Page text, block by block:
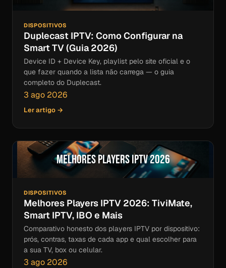
DISPOSITIVOS
Duplecast IPTV: Como Configurar na
Smart TV (Guia 2026)
Device ID + Device Key, playlist pelo site oficial e o
que fazer quando a lista não carrega — o guia
completo do Duplecast.
3 ago 2026
Ler artigo →
Melhores Players IPTV 2026
DISPOSITIVOS
Melhores Players IPTV 2026: TiviMate,
Smart IPTV, IBO e Mais
Comparativo honesto dos players IPTV por dispositivo:
prós, contras, taxas de cada app e qual escolher para
a sua TV, box ou celular.
3 ago 2026